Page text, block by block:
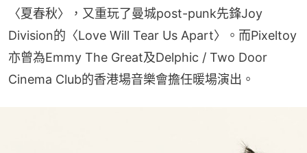
〈夏春秋〉，又重玩了曼城post-punk先鋒Joy
Division的〈Love Will Tear Us Apart〉。而Pixeltoy
亦曾為Emmy The Great及Delphic / Two Door
Cinema Club的香港場音樂會擔任暖場演出。